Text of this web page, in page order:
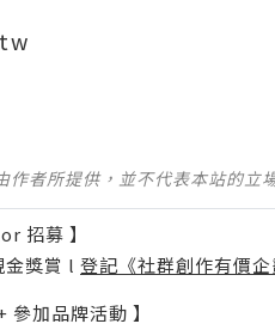
作者所提供，並不代表本站的
招募 】
獎賞 l 登記《社群創作有價企
參加品牌活動 】